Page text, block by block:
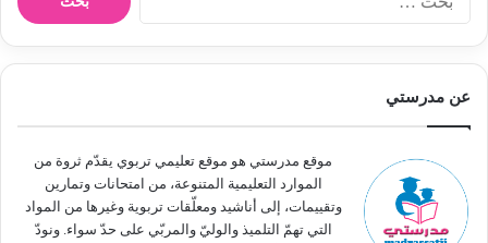
ن
عن مدرستي
موقع مدرستي هو موقع تعليمي تربوي يقدّم ثروة من
الموارد التعليمية المتنوعة، من امتحانات وتمارين
وتقييمات، إلى أناشيد ومعلّقات تربوية وغيرها من المواد
التي تهمّ التلميذ والوليّ والمربّي على حدّ سواء. ونودّ